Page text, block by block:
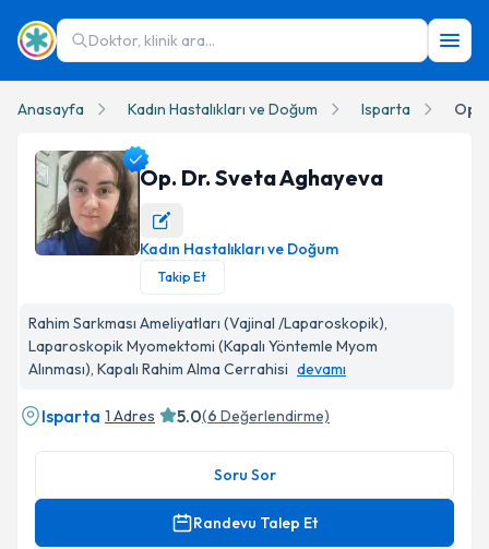
Doktor, klinik ara...
Anasayfa Kadın Hastalıkları ve Doğum Isparta Op.
Op. Dr. Sveta Aghayeva Profil Fotoğrafı
Op. Dr. Sveta Aghayeva
Kadın Hastalıkları ve Doğum
Takip Et
Rahim Sarkması Ameliyatları (Vajinal /Laparoskopik),
Laparoskopik Myomektomi (Kapalı Yöntemle Myom
Alınması), Kapalı Rahim Alma Cerrahisi devamı
Isparta 1 Adres 5.0(6 Değerlendirme)
Soru Sor
Randevu Talep Et